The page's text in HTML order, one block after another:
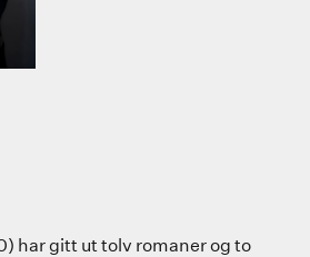
har gitt ut tolv romaner og to